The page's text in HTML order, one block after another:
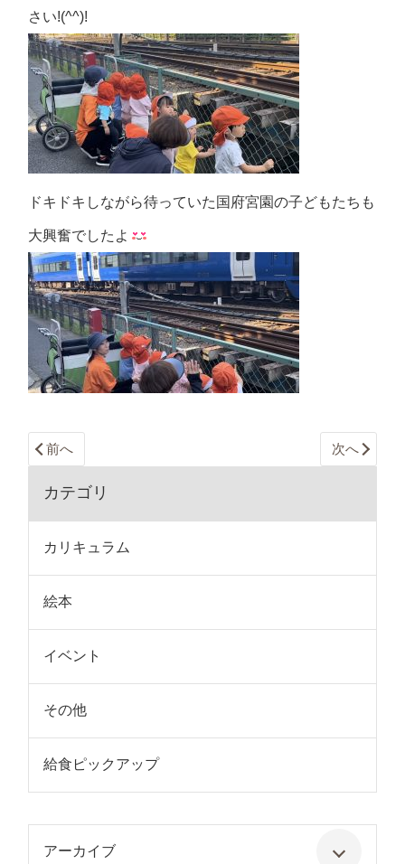
さい!(^^)!
ドキドキしながら待っていた国府宮園の子どもたちも
大興奮でしたよ
前へ 次へ
カテゴリ
カリキュラム
絵本
イベント
その他
給食ピックアップ
アーカイブ